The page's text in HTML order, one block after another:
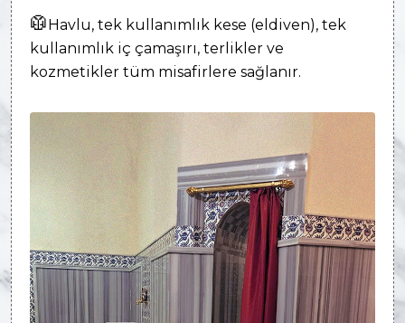
🥼 Havlu, tek kullanımlık kese (eldiven), tek
kullanımlık iç çamaşırı, terlikler ve
kozmetikler tüm misafirlere sağlanır.